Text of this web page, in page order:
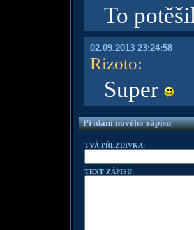
To
02.09.2013 23:24:58
Rizoto:
Super
Přidání nového zápisu
TVÁ PŘEZDÍVKA:
TEXT ZÁPISU: